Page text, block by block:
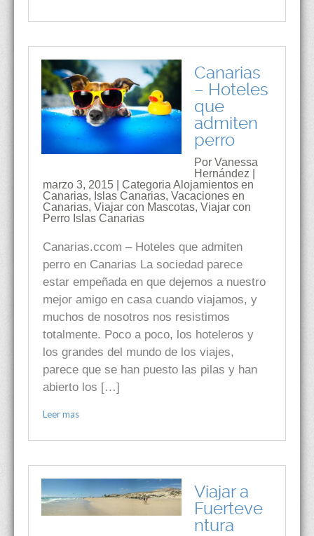
Canarias
– Hoteles
que
admiten
perro
Por Vanessa
Hernández |
marzo 3, 2015 | Categoria Alojamientos en
Canarias, Islas Canarias, Vacaciones en
Canarias, Viajar con Mascotas, Viajar con
Perro Islas Canarias
Canarias.ccom – Hoteles que admiten
perro en Canarias La sociedad parece
estar empeñada en que dejemos a nuestro
mejor amigo en casa cuando viajamos, y
muchos de nosotros nos resistimos
totalmente. Poco a poco, los hoteleros y
los grandes del mundo de los viajes,
parece que se han puesto las pilas y han
abierto los […]
Leer mas
Viajar a
Fuerteve
ntura